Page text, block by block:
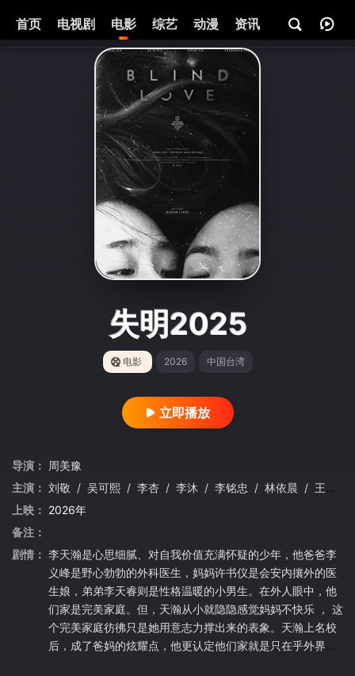
首页 电视剧 电影 综艺 动漫 资讯
失明2025
电影 2026 中国台湾
立即播放
导演：
周美豫
主演： 刘敬 / 吴可熙 / 李杏 / 李沐 / 李铭忠 / 林依晨 / 王渝萱
上映： 2026年
备注：
剧情： 李天瀚是⼼思细腻、对⾃我价值充满怀疑的少年，他爸爸李
义峰是野⼼勃勃的外科医⽣，妈妈许书仪是会安内攘外的医
⽣娘，弟弟李天睿则是性格温暖的⼩男⽣。在外⼈眼中，他
们家是完美家庭。但，天瀚从⼩就隐隐感觉妈妈不快乐 ， 这
个完美家庭彷彿只是她⽤意志⼒撑出来的表象。天瀚上名校
后，成了爸妈的炫耀点，他更认定他们家就是只在乎外界眼